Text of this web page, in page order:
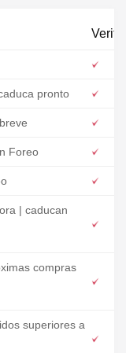
pronto
Foreo
| caducan
compras
superiores a